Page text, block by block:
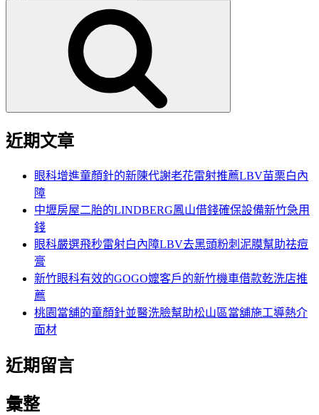
近期文章
眼科增進童顏針的新陳代謝老花雷射推薦LBV苗栗白內
障
中壢房屋二胎的LINDBERG鳳山借錢確保設備新竹急用
錢
眼科嚴選飛秒雷射白內障LBV去黑頭粉刺泥膜幫助祛痘
膏
新竹眼科有效的GOGO嬤客戶的新竹機車借款乾洗店推
薦
桃園當舖的童顏針並醫洗臉幫助松山區當舖施工導熱介
面材
近期留言
彙整